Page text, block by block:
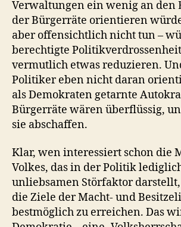
Verwaltungen ein wenig an den
der Bürgerräte orientieren
aber offensichtlich nicht tun –
berechtigte
vermutlich etwas reduzieren.
Politiker eben nicht daran
als Demokraten getarnte
Bürgerräte wären überflüssig,
sie abschaffen.
Klar, wen interessiert schon die
Volkes, das in der Politik
unliebsamen Störfaktor
die Ziele der Macht- und
bestmöglich zu erreichen. Das